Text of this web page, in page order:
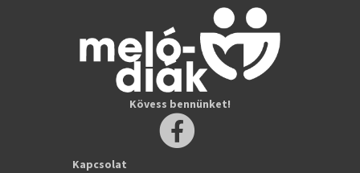
Kövess bennünket!
Kapcsolat